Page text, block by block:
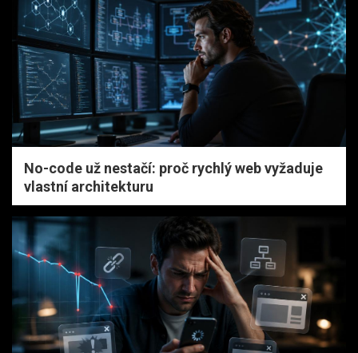
No-code už nestačí: proč rychlý web vyžaduje
vlastní architekturu